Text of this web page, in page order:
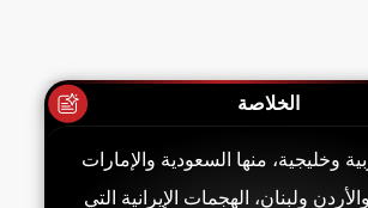
الخلاصة
وخليجية، منها السعودية والإمارات
ولبنان، الهجمات الإيرانية التي